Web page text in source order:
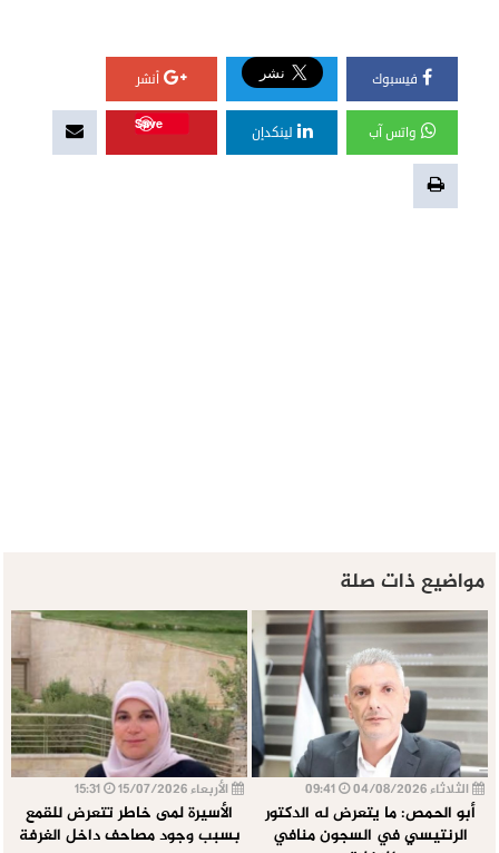
فيسبوك أنشر
واتس آب لينكدإن
Save
مواضيع ذات صلة
الثلاثاء 04/08/2026
أبو الحمص: ما يتعرض له الدكتور
الرنتيسي في السجون منافي
الأربعاء 15/07/2026
الأسيرة لمى خاطر تتعرض للقمع
بسبب وجود مصاحف داخل الغرفة